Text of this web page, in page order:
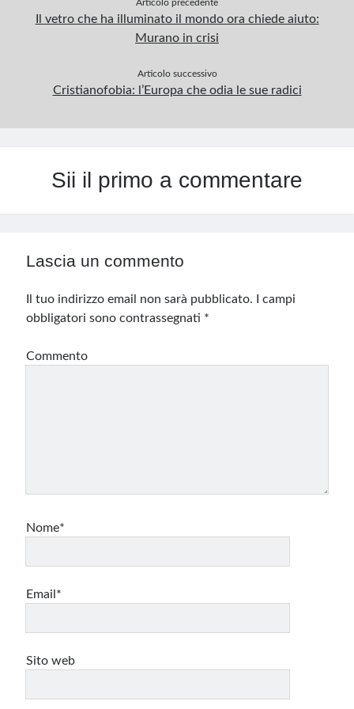
Articolo precedente
Il vetro che ha illuminato il mondo ora chiede aiuto:
Murano in crisi
Articolo successivo
Cristianofobia: l’Europa che odia le sue radici
Sii il primo a commentare
Lascia un commento
Il tuo indirizzo email non sarà pubblicato.
I campi
obbligatori sono contrassegnati *
Commento
Nome*
Email*
Sito web